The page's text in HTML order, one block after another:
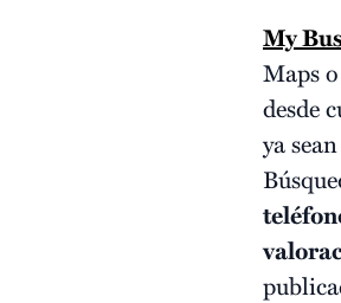
My
Maps
desde
ya